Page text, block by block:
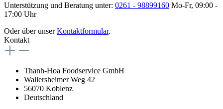
Unterstützung und Beratung unter: 0261 - 98899160 Mo-Fr, 09:00 -
17:00 Uhr
Oder über unserKontaktformular.
Kontakt
Thanh-Hoa Foodservice GmbH
Wallersheimer Weg 42
56070 Koblenz
Deutschland